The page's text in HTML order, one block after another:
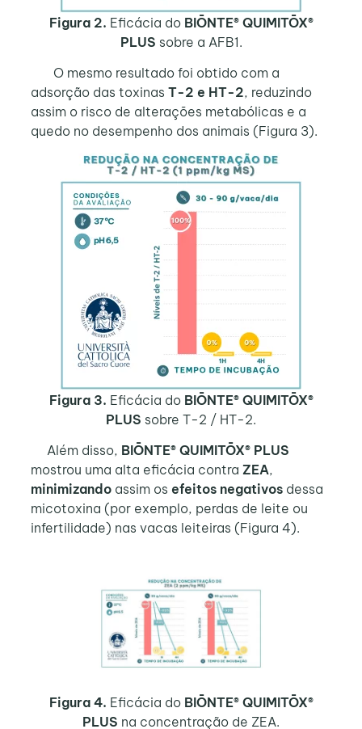
Figura 2. Eficácia doBIŌNTE® QUIMITŌX®
PLUS sobre a AFB1.
O mesmo resultado foi obtido com a
adsorção das toxinas T-2 e HT-2, reduzindo
assim o risco de alterações metabólicas e a
quedo no desempenho dos animais (Figura 3).
Figura 3. Eficácia do BIŌNTE® QUIMITŌX®
PLUS sobre T-2 / HT-2.
Além disso, BIŌNTE® QUIMITŌX® PLUS
mostrou uma alta eficácia contra ZEA,
minimizandoassim os efeitos negativosdessa
micotoxina (por exemplo, perdas de leite ou
infertilidade) nas vacas leiteiras (Figura 4).
Figura 4. Eficácia do BIŌNTE® QUIMITŌX®
PLUS na concentração de ZEA.